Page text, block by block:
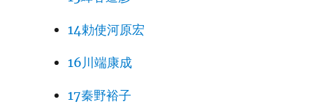
14勅使河原宏
16川端康成
17秦野裕子